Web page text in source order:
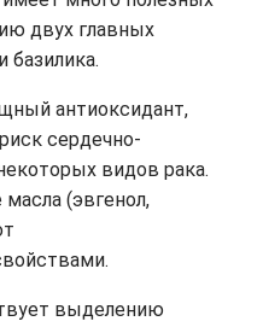
двух главных
базилика.
антиоксидант,
сердечно-
видов рака.
(эвгенол,
выделению